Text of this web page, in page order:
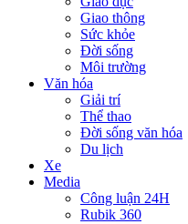
Giao thông
Sức khỏe
Đời sống
Môi trường
Văn hóa
Giải trí
Thể thao
Đời sống văn hóa
Du lịch
Xe
Media
Công luận 24H
Rubik 360